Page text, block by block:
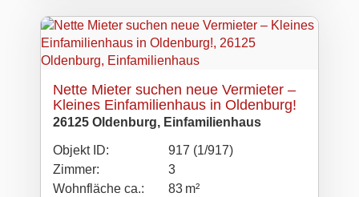
Nette Mieter suchen neue Vermieter –
Kleines Einfamilienhaus in Oldenburg!
26125 Oldenburg, Einfamilienhaus
Objekt ID:
917 (1/917)
Zimmer:
3
Wohnfläche ca.:
83 m²